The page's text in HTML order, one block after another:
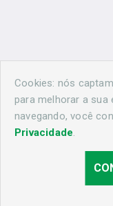
© 2026 Cascavel
Cookies: nós
para melhorar a sua
navegando, você
Privacidade.